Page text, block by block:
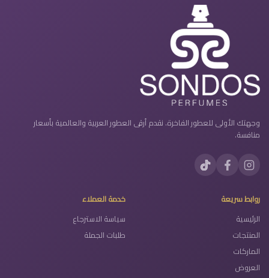
وجهتك الأولى للعطور الفاخرة. نقدم أرقى العطور العربية والعالمية بأسعار
منافسة.
روابط سريعة
الرئيسية
المنتجات
الماركات
العروض
خدمة العملاء
سياسة الاسترجاع
طلبات الجملة